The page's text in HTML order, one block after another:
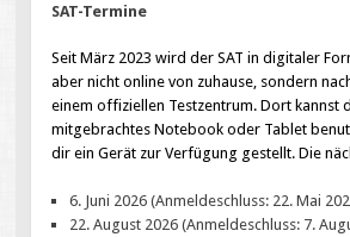
SAT-Termine
Seit März 2023 wird der SAT in digitaler
aber nicht online von zuhause, sondern
einem offiziellen Testzentrum. Dort kannst
mitgebrachtes Notebook oder Tablet
dir ein Gerät zur Verfügung gestellt. Die
6. Juni 2026 (Anmeldeschluss: 22. Mai
22. August 2026 (Anmeldeschluss: 7.